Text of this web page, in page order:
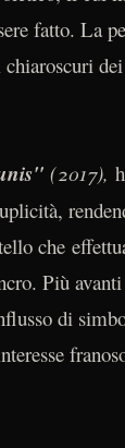
fatto. La
(2017),
che
Più
di